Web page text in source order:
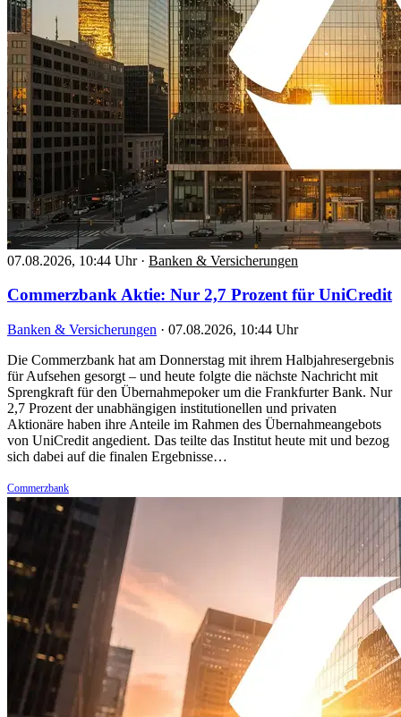
07.08.2026, 10:44 Uhr · Banken & Versicherungen
Commerzbank Aktie: Nur 2,7 Prozent für UniCredit
Banken & Versicherungen · 07.08.2026, 10:44 Uhr
Die Commerzbank hat am Donnerstag mit ihrem Halbjahresergebnis
für Aufsehen gesorgt – und heute folgte die nächste Nachricht mit
Sprengkraft für den Übernahmepoker um die Frankfurter Bank. Nur
2,7 Prozent der unabhängigen institutionellen und privaten
Aktionäre haben ihre Anteile im Rahmen des Übernahmeangebots
von UniCredit angedient. Das teilte das Institut heute mit und bezog
sich dabei auf die finalen Ergebnisse…
Commerzbank